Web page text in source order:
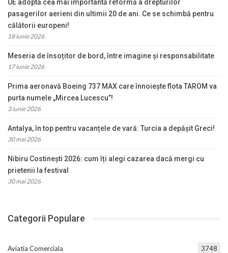
UE adoptă cea mai importantă reformă a drepturilor
pasagerilor aerieni din ultimii 20 de ani. Ce se schimbă pentru
călătorii europeni!
18 iunie 2026
Meseria de însoțitor de bord, între imagine și responsabilitate
17 iunie 2026
Prima aeronavă Boeing 737 MAX care înnoiește flota TAROM va
purta numele „Mircea Lucescu”!
3 iunie 2026
Antalya, în top pentru vacanțele de vară: Turcia a depășit Greci!
30 mai 2026
Nibiru Costinești 2026: cum îți alegi cazarea dacă mergi cu
prietenii la festival
30 mai 2026
Categorii Populare
Aviatia Comerciala 3748